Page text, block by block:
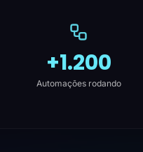
+1.200
Automações rodando